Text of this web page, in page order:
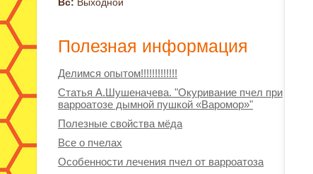
Полезная информация
Делимся опытом!!!!!!!!!!!!!
Статья А.Шушеначева. "Окуривание пчел при
варроатозе дымной пушкой «Варомор»"
Полезные свойства мёда
Все о пчелах
Особенности лечения пчел от варроатоза